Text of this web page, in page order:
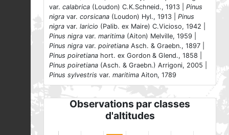
var. calabrica (Loudon) C.K.Schneid., 1913 | Pinus
nigra var. corsicana (Loudon) Hyl., 1913 | Pinus
nigra var. laricio (Palib. ex Maire) C.Vicioso, 1942 |
Pinus nigra var. maritima (Aiton) Melville, 1959 |
Pinus nigra var. poiretiana Asch. & Graebn., 1897 |
Pinus poiretiana hort. ex Gordon & Glend., 1858 |
Pinus poiretiana (Asch. & Graebn.) Arrigoni, 2005 |
Pinus sylvestris var. maritima Aiton, 1789
Observations par classes
d'altitudes